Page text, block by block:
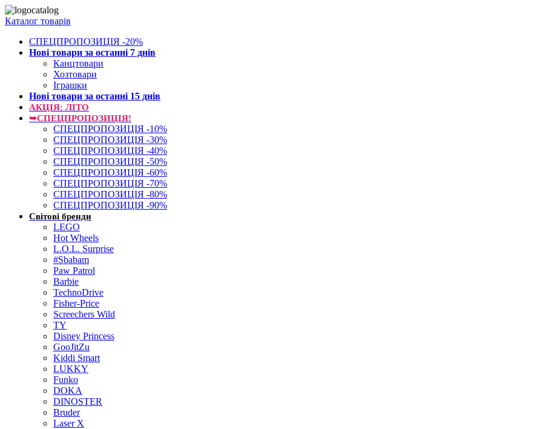
Каталог товарів
СПЕЦПРОПОЗИЦІЯ -20%
Нові товари за останнi 7 днiв
Канцтовари
Хозтовари
Іграшки
Нові товари за останнi 15 днiв
АКЦІЯ: ЛІТО
➥СПЕЦПРОПОЗИЦІЯ!
СПЕЦПРОПОЗИЦІЯ -10%
СПЕЦПРОПОЗИЦІЯ -30%
СПЕЦПРОПОЗИЦІЯ -40%
СПЕЦПРОПОЗИЦІЯ -50%
СПЕЦПРОПОЗИЦІЯ -60%
СПЕЦПРОПОЗИЦІЯ -70%
СПЕЦПРОПОЗИЦІЯ -80%
СПЕЦПРОПОЗИЦІЯ -90%
Світові бренди
LEGO
Hot Wheels
L.O.L. Surprise
#Sbabam
Paw Patrol
Barbie
TechnoDrive
Fisher-Price
Screechers Wild
TY
Disney Princess
GooJitZu
Kiddi Smart
LUKKY
Funko
DOKA
DINOSTER
Bruder
Laser X